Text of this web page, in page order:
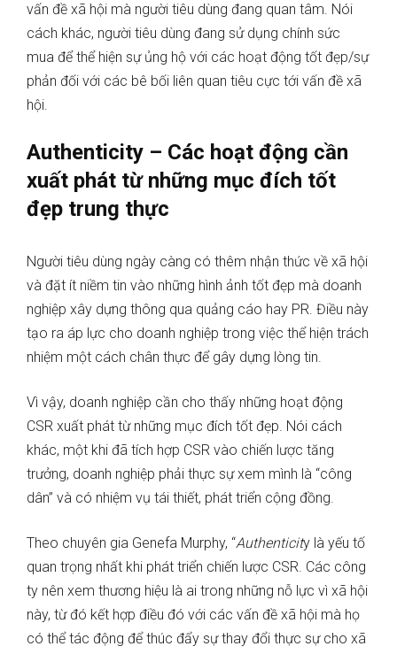
vấn đề xã hội mà người tiêu dùng đang quan tâm. Nói
cách khác, người tiêu dùng đang sử dụng chính sức
mua để thể hiện sự ủng hộ với các hoạt động tốt đẹp/sự
phản đối với các bê bối liên quan tiêu cực tới vấn đề xã
hội.
Authenticity – Các hoạt động cần
xuất phát từ những mục đích tốt
đẹp trung thực
Người tiêu dùng ngày càng có thêm nhận thức về xã hội
và đặt ít niềm tin vào những hình ảnh tốt đẹp mà doanh
nghiệp xây dựng thông qua quảng cáo hay PR. Điều này
tạo ra áp lực cho doanh nghiệp trong việc thể hiện trách
nhiệm một cách chân thực để gây dựng lòng tin.
Vì vậy, doanh nghiệp cần cho thấy những hoạt động
CSR xuất phát từ những mục đích tốt đẹp. Nói cách
khác, một khi đã tích hợp CSR vào chiến lược tăng
trưởng, doanh nghiệp phải thực sự xem mình là “công
dân” và có nhiệm vụ tái thiết, phát triển cộng đồng.
Theo chuyên gia Genefa Murphy, “Authenticity là yếu tố
quan trọng nhất khi phát triển chiến lược CSR. Các công
ty nên xem thương hiệu là ai trong những nỗ lực vì xã hội
này, từ đó kết hợp điều đó với các vấn đề xã hội mà họ
có thể tác động để thúc đẩy sự thay đổi thực sự cho xã